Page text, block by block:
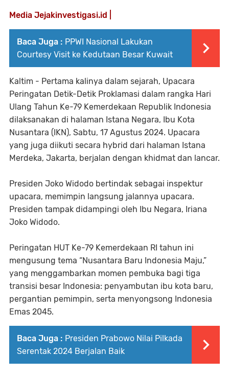
Media Jejakinvestigasi.id |
Baca Juga : PPWI Nasional Lakukan
Courtesy Visit ke Kedutaan Besar Kuwait
Kaltim - Pertama kalinya dalam sejarah, Upacara
Peringatan Detik-Detik Proklamasi dalam rangka Hari
Ulang Tahun Ke-79 Kemerdekaan Republik Indonesia
dilaksanakan di halaman Istana Negara, Ibu Kota
Nusantara (IKN), Sabtu, 17 Agustus 2024. Upacara
yang juga diikuti secara hybrid dari halaman Istana
Merdeka, Jakarta, berjalan dengan khidmat dan lancar.
Presiden Joko Widodo bertindak sebagai inspektur
upacara, memimpin langsung jalannya upacara.
Presiden tampak didampingi oleh Ibu Negara, Iriana
Joko Widodo.
Peringatan HUT Ke-79 Kemerdekaan RI tahun ini
mengusung tema “Nusantara Baru Indonesia Maju,”
yang menggambarkan momen pembuka bagi tiga
transisi besar Indonesia: penyambutan ibu kota baru,
pergantian pemimpin, serta menyongsong Indonesia
Emas 2045.
Baca Juga : Presiden Prabowo Nilai Pilkada
Serentak 2024 Berjalan Baik